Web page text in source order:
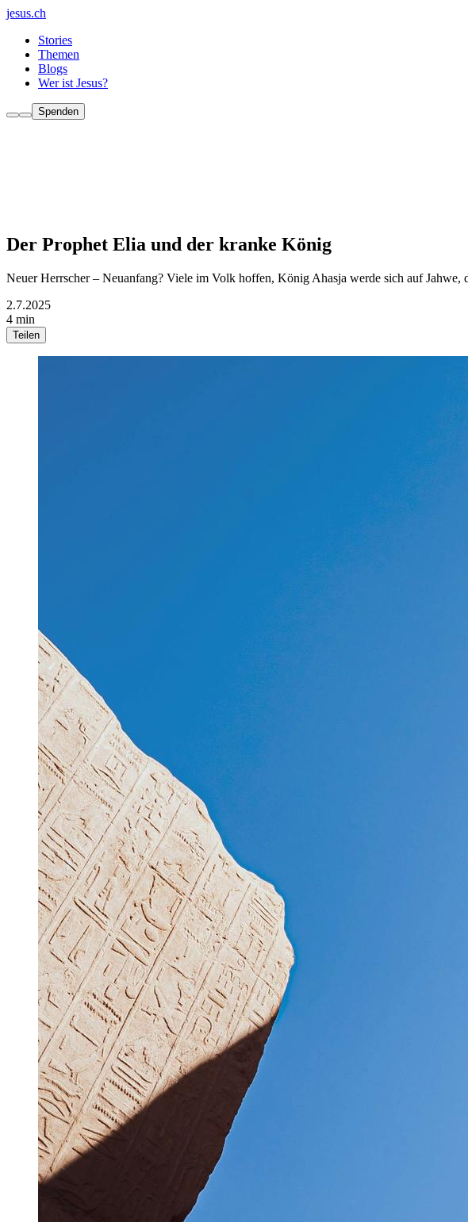
jesus.ch
Stories
Themen
Blogs
Wer ist Jesus?
Spenden
Der Prophet Elia und der kranke König
Neuer Herrscher – Neuanfang? Viele im Volk hoffen, König Ahasja werde sich auf
2.7.2025
4 min
Teilen